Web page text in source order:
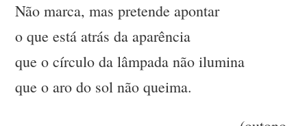
Não marca, mas pretende apontar
o que está atrás da aparência
que o círculo da lâmpada não ilumina
que o aro do sol não queima.